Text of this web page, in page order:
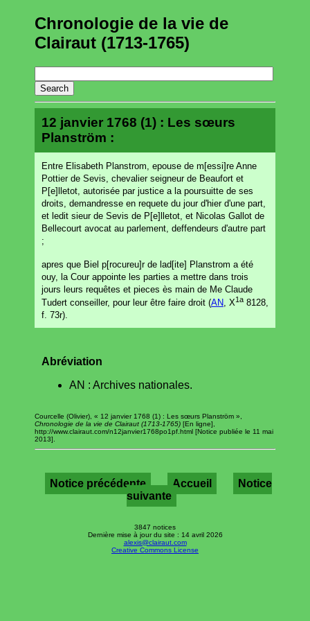
Chronologie de la vie de
Clairaut (1713-1765)
12 janvier 1768 (1) : Les sœurs
Planström :
Entre Elisabeth Planstrom, epouse de m[essi]re Anne
Pottier de Sevis, chevalier seigneur de Beaufort et
P[e]lletot, autorisée par justice a la poursuitte de ses
droits, demandresse en requete du jour d'hier d'une part,
et ledit sieur de Sevis de P[e]lletot, et Nicolas Gallot de
Bellecourt avocat au parlement, deffendeurs d'autre part
;
apres que Biel p[rocureu]r de lad[ite] Planstrom a été
ouy, la Cour appointe les parties a mettre dans trois
jours leurs requêtes et pieces ès main de Me Claude
Tudert conseiller, pour leur être faire droit (AN, X1a 8128,
f. 73r).
Abréviation
AN : Archives nationales.
Courcelle (Olivier), « 12 janvier 1768 (1) : Les sœurs Planström »,
Chronologie de la vie de Clairaut (1713-1765) [En ligne],
http://www.clairaut.com/n12janvier1768po1pf.html [Notice publiée le 11 mai
2013].
Notice précédente Accueil
Notice
suivante
3847 notices
Dernière mise à jour du site : 14 avril 2026
alexis@clairaut.com
Creative Commons License